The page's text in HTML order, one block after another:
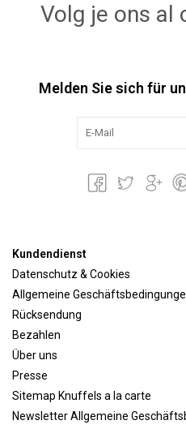
Volg je ons al
Melden Sie sich für
Kundendienst
Datenschutz & Cookies
Allgemeine
Rücksendung
Bezahlen
Über uns
Presse
Sitemap Knuffels a la carte
Newsletter Allgemeine